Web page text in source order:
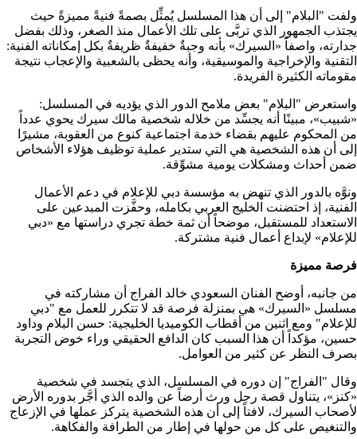
ولفت "البلام" إلى أن هذا المسلسل يُمثِّل بصمةً فنيةً مميزةً حيث
يجتذب الجمهور الذي تربَّى على تلك الأعمال منذ الصغر، وذلك بفضل
جدارته، واصفاً «السيرك» بأنه وجبةٌ خفيفةٌ ظريفةٌ بكل إمكاناته الفنية:
التقنية والإخراجية والموسيقية، وأنه يحظى بالشعبية والإعجاب نتيجة
مقوماته الكثيرة الفريدة.
واستعرض "البلام" بعض ملامح الدور الذي يؤديه في المسلسل:
«شبيب»، مبينًا أنه يجسِّد من خلاله شخصية مالك سيرك يحوي عدداً
من المحكوم عليهم بقضاء خدمة اجتماعية كنوع من العقوبة، مشيرًا
إلى أن هذه الشخصية هي التي ستدير عملية توظيف هؤلاء الأشخاص
ضمن أحداث ومشكلات يومية مشوِّقة.
ونوَّه بالدور الذي تنهض به مؤسسة دبي للإعلام في دعم الأعمال
الفنية، إذ احتضنت الخليج العربي بكامله، وحفَّزت المبدعين على
الاستعداد للمستقبل، موضحاً أن ثمة خطة تجري دراستها مع «دبي
للإعلام» لإبداع أعمال فنية مشتركة.
فرصة مميزة
من جانبه، أوضح الفنان السعودي خالد الفراج أن مشاركته في
مسلسل «السيرك» هي بمنزلة فرصة قد لا تتكرر للعمل مع "دبي
للإعلام" ومع اثنين من أقطاب الكوميديا الخليجية: حسن البلام وداود
حسين، مؤكداً أن هذا السبب كان الدافع الحقيقي وراء خوض التجربة
بصرف النظر عن كثير من العوامل.
وقال "الفراج" إن دوره في المسلسل، الذي يتجسد في شخصية
«كنز»، يتناول قصة رجل ورث أرضاً عن والده الذي أجَّر بدوره الأرض
لأصحاب السيرك، لافتاً إلى أن هذه الشخصية يتركز عملها في الإزعاج
والتنغيص على كل من حولها في إطار من الطرافة والفكاهة.